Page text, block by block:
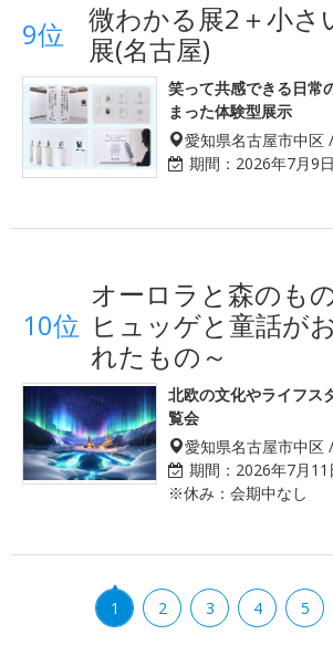
9位
微わかる展2＋小さ
展(名古屋)
笑って共感できる日常
まった体験型展示
愛知県名古屋市中区
期間： 2026年7月9
10位
オーロラと森のも
ヒュッゲと童話が
れたもの～
北欧の文化やライフス
覧会
愛知県名古屋市中区
期間： 2026年7月
※休み：会期中なし
1 2 3 4 5